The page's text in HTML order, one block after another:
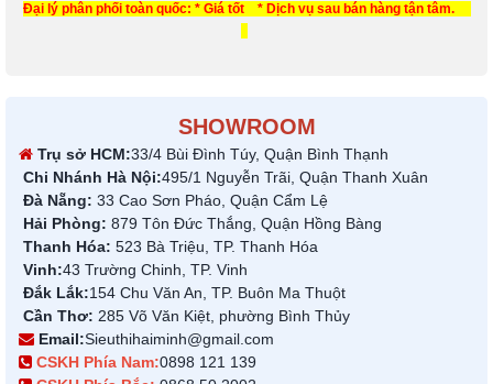
Đại lý phân phối toàn quốc: * Giá tốt * Dịch vụ sau bán hàng tận tâm.
SHOWROOM
Trụ sở HCM:33/4 Bùi Đình Túy, Quận Bình Thạnh
Chi Nhánh Hà Nội:495/1 Nguyễn Trãi, Quận Thanh Xuân
Đà Nẵng: 33 Cao Sơn Pháo, Quận Cẩm Lệ
Hải Phòng: 879 Tôn Đức Thắng, Quận Hồng Bàng
Thanh Hóa: 523 Bà Triệu, TP. Thanh Hóa
Vinh:43 Trường Chinh, TP. Vinh
Đắk Lắk:154 Chu Văn An, TP. Buôn Ma Thuột
Cần Thơ: 285 Võ Văn Kiệt, phường Bình Thủy
Email:Sieuthihaiminh@gmail.com
CSKH Phía Nam:0898 121 139